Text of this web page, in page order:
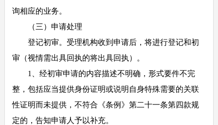
询相应的业务。
（三）申请处理
登记初审。受理机构收到申请后，将进行登记和初
审（视情需出具回执的将出具回执）。
1
、经初审申请的内容描述不明确，形式要件不完
整，包括应当提供身份证明或说明自身特殊需要的关联
性证明而未提供，不符合《条例》第二十一条第四款规
定的，告知申请人予以补充。